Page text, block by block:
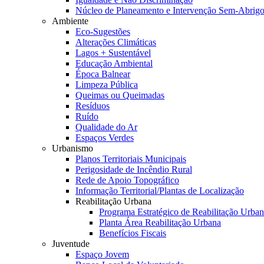
Núcleo de Planeamento e Intervenção Sem-Abrigo
Ambiente
Eco-Sugestões
Alterações Climáticas
Lagos + Sustentável
Educação Ambiental
Época Balnear
Limpeza Pública
Queimas ou Queimadas
Resíduos
Ruído
Qualidade do Ar
Espaços Verdes
Urbanismo
Planos Territoriais Municipais
Perigosidade de Incêndio Rural
Rede de Apoio Topográfico
Informação Territorial/Plantas de Localização
Reabilitação Urbana
Programa Estratégico de Reabilitação
Planta Área Reabilitação Urbana
Benefícios Fiscais
Juventude
Espaço Jovem